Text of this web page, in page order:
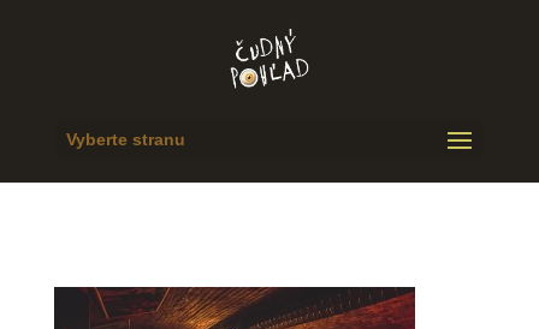
Vyberte stranu